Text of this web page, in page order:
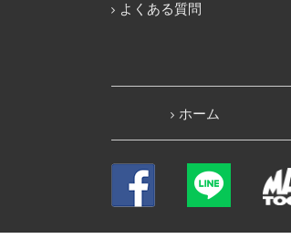
よくある質問
ホーム